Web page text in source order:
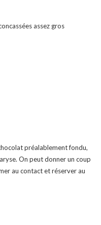
assez gros
préalablement fondu,
On peut donner un coup
au contact et réserver au